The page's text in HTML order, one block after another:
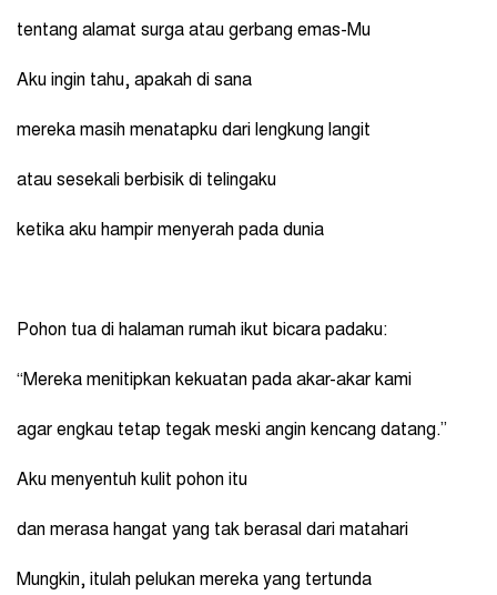
tentang alamat surga atau gerbang emas-Mu
Aku ingin tahu, apakah di sana
mereka masih menatapku dari lengkung langit
atau sesekali berbisik di telingaku
ketika aku hampir menyerah pada dunia
Pohon tua di halaman rumah ikut bicara padaku:
“Mereka menitipkan kekuatan pada akar-akar kami
agar engkau tetap tegak meski angin kencang datang.”
Aku menyentuh kulit pohon itu
dan merasa hangat yang tak berasal dari matahari
Mungkin, itulah pelukan mereka yang tertunda